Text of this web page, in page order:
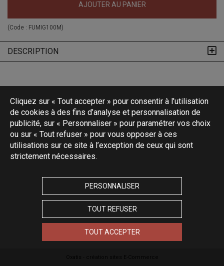
AJOUTER AU PANIER
(Code : FUMIG100M )
DESCRIPTION
Cliquez sur « Tout accepter » pour consentir à l'utilisation
de cookies à des fins d’analyse et personnalisation de
publicité, sur « Personnaliser » pour paramétrer vos choix
ou sur « Tout refuser » pour vous opposer à ces
utilisations sur ce site à l’exception de ceux qui sont
strictement nécessaires.
PERSONNALISER
TOUT REFUSER
TOUT ACCEPTER